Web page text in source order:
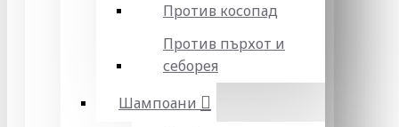
Против косопад
Против пърхот и
себорея
Шампоани